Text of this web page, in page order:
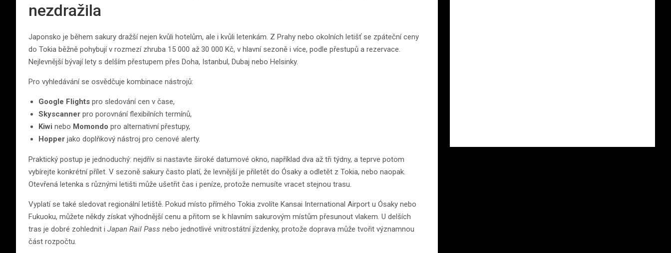
nezdražila
Japonsko je během sakury dražší nejen kvůli hotelům, ale i kvůli letenkám. Z Prahy nebo okolních letišť se zpáteční ceny
do Tokia běžně pohybují v rozmezí zhruba 15 000 až 30 000 Kč, v hlavní sezoně i více, podle přestupů a rezervace.
Nejlevnější bývají lety s delším přestupem přes Doha, Istanbul, Dubaj nebo Helsinky.
Pro vyhledávání se osvědčuje kombinace nástrojů:
Google Flights pro sledování cen v čase,
Skyscanner pro porovnání flexibilních termínů,
Kiwi nebo Momondo pro alternativní přestupy,
Hopper jako doplňkový nástroj pro cenové alerty.
Praktický postup je jednoduchý: nejdřív si nastavte široké datumové okno, například dva až tři týdny, a teprve potom
vybírejte konkrétní přílet. V sezoně sakury často platí, že levnější je přiletět do Ósaky a odletět z Tokia, nebo naopak.
Otevřená letenka s různými letišti může ušetřit čas i peníze, protože nemusíte vracet stejnou trasu.
Vyplatí se také sledovat regionální letiště. Pokud místo přímého Tokia zvolíte Kansai International Airport u Ósaky nebo
Fukuoku, můžete někdy získat výhodnější cenu a přitom se k hlavním sakurovým místům přesunout vlakem. U delších
tras je dobré zohlednit i Japan Rail Pass nebo jednotlivé vnitrostátní jízdenky, protože doprava může tvořit významnou
část rozpočtu.